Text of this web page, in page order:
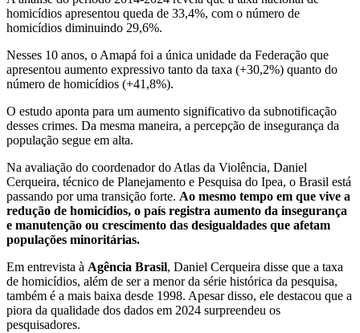
homicídios apresentou queda de 33,4%, com o número de
homicídios diminuindo 29,6%.
Nesses 10 anos, o Amapá foi a única unidade da Federação que
apresentou aumento expressivo tanto da taxa (+30,2%) quanto do
número de homicídios (+41,8%).
O estudo aponta para um aumento significativo da subnotificação
desses crimes. Da mesma maneira, a percepção de insegurança da
população segue em alta.
Na avaliação do coordenador do Atlas da Violência, Daniel
Cerqueira, técnico de Planejamento e Pesquisa do Ipea, o Brasil está
passando por uma transição forte. Ao mesmo tempo em que vive a
redução de homicídios, o país registra aumento da insegurança
e manutenção ou crescimento das desigualdades que afetam
populações minoritárias.
Em entrevista à Agência Brasil, Daniel Cerqueira disse que a taxa
de homicídios, além de ser a menor da série histórica da pesquisa,
também é a mais baixa desde 1998. Apesar disso, ele destacou que a
piora da qualidade dos dados em 2024 surpreendeu os
pesquisadores.